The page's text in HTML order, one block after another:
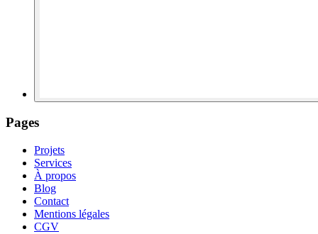
Pages
Projets
Services
À propos
Blog
Contact
Mentions légales
CGV